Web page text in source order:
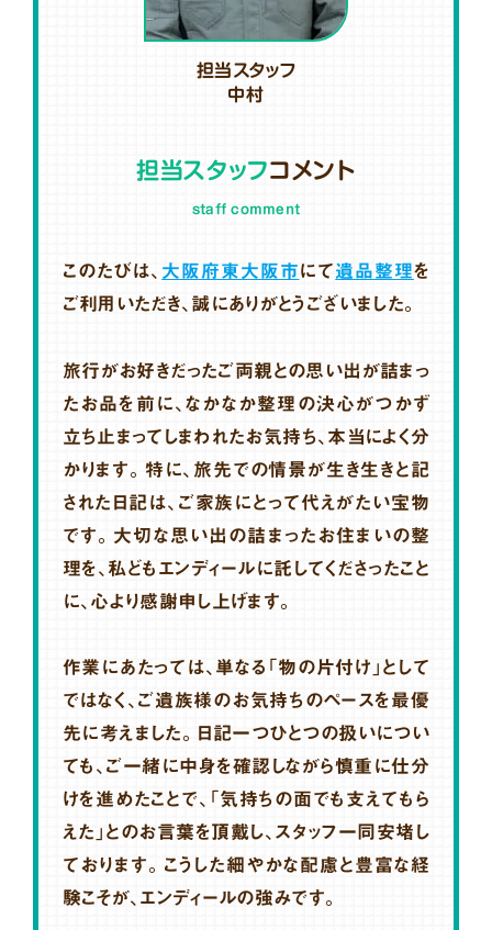
担当スタッフコメント
staff comment
このたびは、 大阪府東大阪市にて遺品整理を
ご利用いただき、誠にありがとうございました。
旅行がお好きだったご両親との思い出が詰まっ
たお品を前に、なかなか整理の決心がつかず
立ち止まってしまわれたお気持ち、本当によく分
かります。特に、旅先での情景が生き生きと記
された日記は、ご家族にとって代えがたい宝物
です。大切な思い出の詰まったお住まいの整
理を、私どもエンディールに託してくださったこと
に、心より感謝申し上げます。
作業にあたっては、単なる「物の片付け」として
ではなく、ご遺族様のお気持ちのペースを最優
先に考えました。日記一つひとつの扱いについ
ても、ご一緒に中身を確認しながら慎重に仕分
けを進めたことで、「気持ちの面でも支えてもら
えた」とのお言葉を頂戴し、スタッフ一同安堵し
ております。こうした細やかな配慮と豊富な経
験こそが、エンディールの強みです。
担当スタッフ
中村